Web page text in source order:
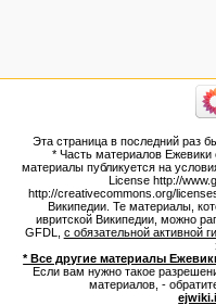
Версия
для
Постоянная
ссылка
Сведения
о странице
категории
Народ
Проекты
Проекты/Участники/
дополнения
Публикации:Авторы
Публикации:Статьи по типу
Темы
ежевиковый куст
ЕжеВиКа,Еврейская Вики-
Эта страница в последний раз
* Часть материалов Ежевики
материалы публикуется на
License http://
http://creativecommons.org/
Википедии. Те материалы,
ивритской Википедии, можно
GFDL, с обязательной активной
* Все другие материалы
Если вам нужно такое
материалов, -